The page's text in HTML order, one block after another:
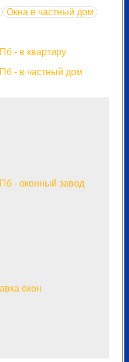
Окна в частный дом